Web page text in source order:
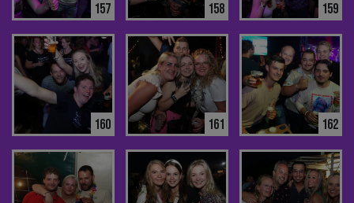
157 158 159
160 161 162